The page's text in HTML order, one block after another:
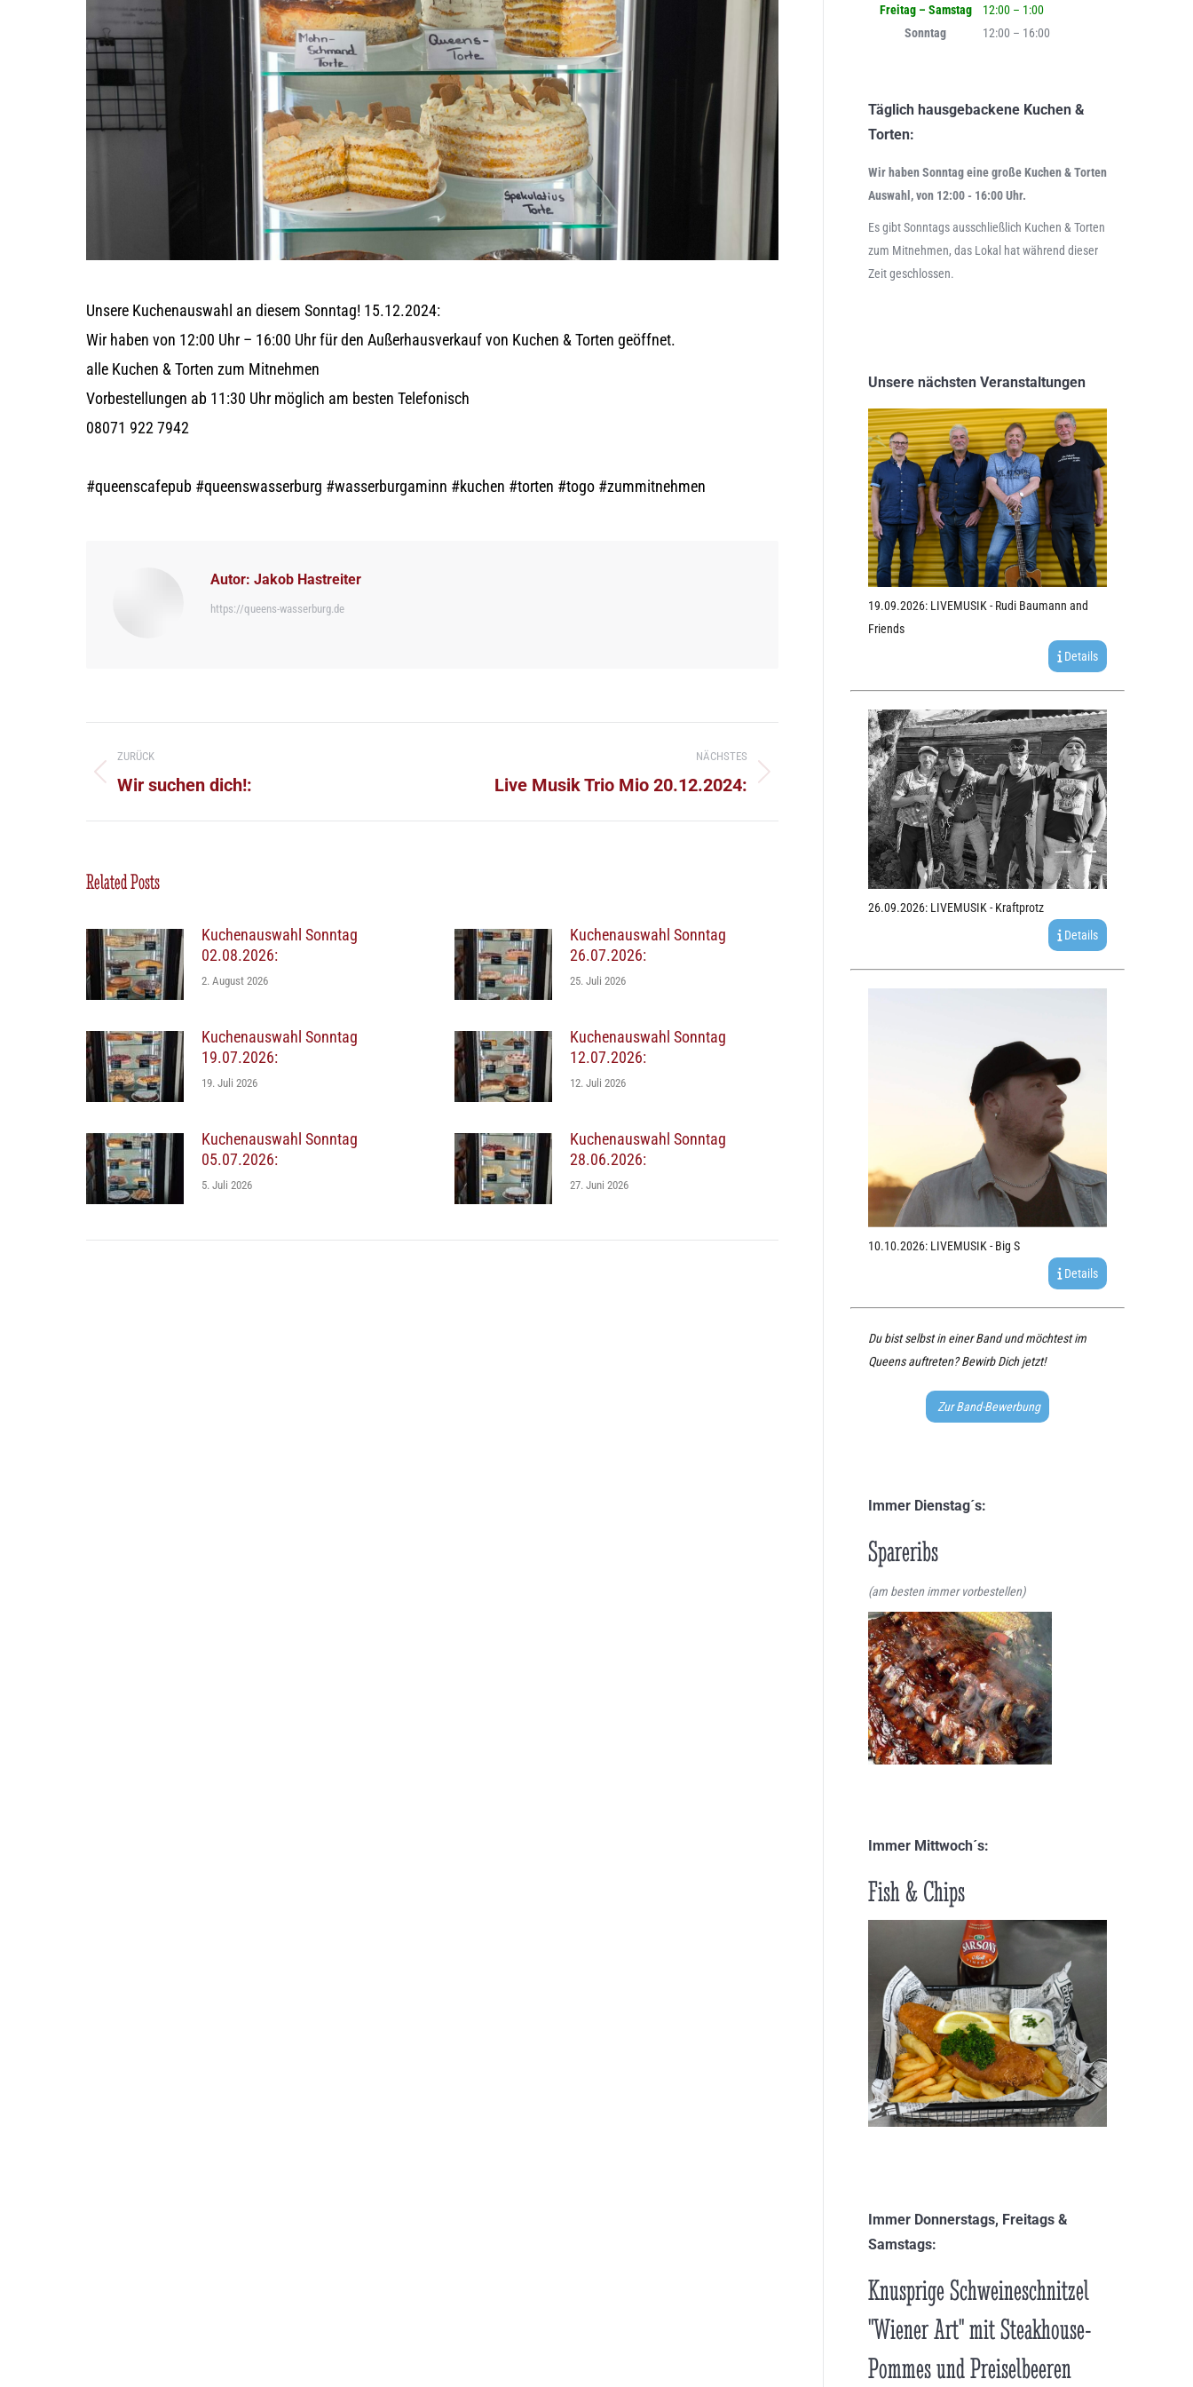
Unsere Kuchenauswahl an diesem Sonntag! 15.12.2024:
Wir haben von 12:00 Uhr – 16:00 Uhr für den Außerhausverkauf von Kuchen & Torten geöffnet.
alle Kuchen & Torten zum Mitnehmen
Vorbestellungen ab 11:30 Uhr möglich am besten Telefonisch
08071 922 7942
#queenscafepub #queenswasserburg #wasserburgaminn #kuchen #torten #togo #zummitnehmen
Autor: Jakob Hastreiter
https://queens-wasserburg.de
Kommentarnavigation
ZURÜCK
Vorheriger
Wir suchen dich!:
NÄCHSTES
NächsterLive Musik Trio Mio 20.12.2024:
Related Posts
Kuchenauswahl Sonntag
02.08.2026:
2. August 2026
Kuchenauswahl Sonntag
26.07.2026:
25. Juli 2026
Kuchenauswahl Sonntag
19.07.2026:
19. Juli 2026
Kuchenauswahl Sonntag
12.07.2026:
12. Juli 2026
Kuchenauswahl Sonntag
05.07.2026:
5. Juli 2026
Kuchenauswahl Sonntag
28.06.2026:
27. Juni 2026
Freitag – Samstag
12:00 – 1:00
Sonntag
12:00 – 16:00
Täglich hausgebackene Kuchen &
Torten:
Wir haben Sonntag eine große Kuchen & Torten
Auswahl, von 12:00 - 16:00 Uhr.
Es gibt Sonntags ausschließlich Kuchen & Torten
zum Mitnehmen, das Lokal hat während dieser
Zeit geschlossen.
Unsere nächsten Veranstaltungen
19.09.2026: LIVEMUSIK - Rudi Baumann and
Friends
Details
26.09.2026: LIVEMUSIK - Kraftprotz
Details
10.10.2026: LIVEMUSIK - Big S
Details
Du bist selbst in einer Band und möchtest im
Queens auftreten? Bewirb Dich jetzt!
Zur Band-Bewerbung
Immer Dienstag´s:
Spareribs
(am besten immer vorbestellen)
Immer Mittwoch´s:
Fish & Chips
Immer Donnerstags, Freitags &
Samstags:
Knusprige Schweineschnitzel
"Wiener Art" mit Steakhouse-
Pommes und Preiselbeeren